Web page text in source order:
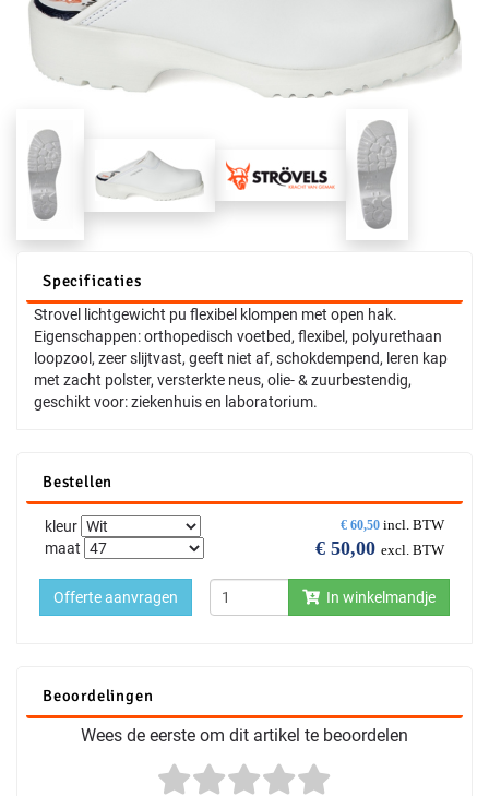
Specificaties
Strovel lichtgewicht pu flexibel klompen met open hak.
Eigenschappen: orthopedisch voetbed, flexibel, polyurethaan
loopzool, zeer slijtvast, geeft niet af, schokdempend, leren kap
met zacht polster, versterkte neus, olie- & zuurbestendig,
geschikt voor: ziekenhuis en laboratorium.
Bestellen
€ 60,50 incl. BTW
€ 50,00 excl. BTW
kleur
maat
In winkelmandje
Offerte aanvragen
Beoordelingen
Wees de eerste om dit artikel te beoordelen